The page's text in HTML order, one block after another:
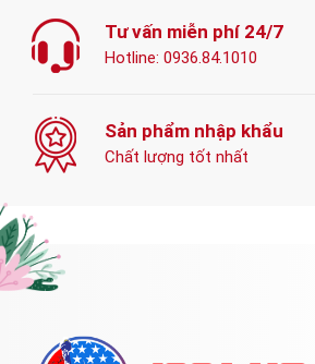
Tư vấn miễn phí 24/7
Hotline: 0936.84.1010
Sản phẩm nhập khẩu
Chất lượng tốt nhất